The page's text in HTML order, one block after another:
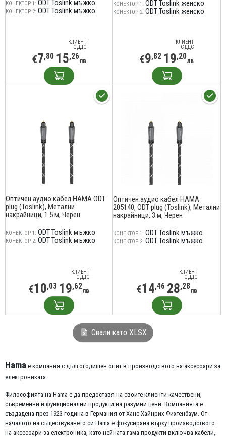
КОНЕКТОР 1: ODT Toslink мъжко
КОНЕКТОР 2: ODT Toslink мъжко
КЛИЕНТ
С ДДС
€7,80 15,26лв
КОНЕКТОР 1: ODT Toslink женско
КОНЕКТОР 2: ODT Toslink женско
КЛИЕНТ
С ДДС
€9,82 19,20лв
Оптичен аудио кабел HAMA ODT
plug (Toslink), Метални
накрайници, 1.5 м, Черен
КОНЕКТОР 1: ODT Toslink мъжко
КОНЕКТОР 2: ODT Toslink мъжко
КЛИЕНТ
С ДДС
€10,03 19,62лв
Оптичен аудио кабел HAMA
205140, ODT plug (Toslink), Метални
накрайници, 3 м, Черен
КОНЕКТОР 1: ODT Toslink мъжко
КОНЕКТОР 2: ODT Toslink мъжко
КЛИЕНТ
С ДДС
€14,46 28,28лв
Свали като XLSX
Hama е компания с дългогодишен опит в производството на аксесоари за
електрониката.
Философията на Hama е да предоставя на своите клиенти качествени,
съвременни и функционални продукти на разумни цени. Компанията е
създадена през 1923 година в Германия от Ханс Хайнрих Фихтенбаум. От
началото на съществуването си Hama е фокусирана върху производството
на аксесоари за електроника, като нейната гама продукти включва кабели,